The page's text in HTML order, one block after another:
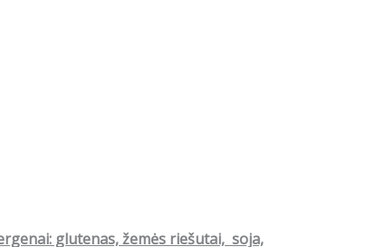
glutenas, žemės riešutai, soja,